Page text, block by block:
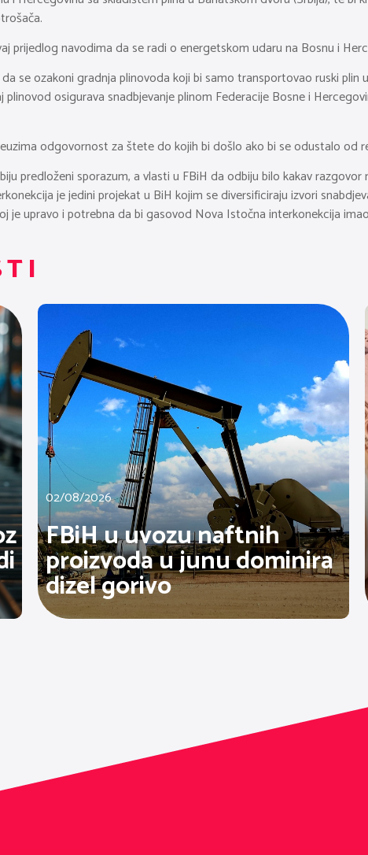
prijedlog navodima da se radi o energetskom udaru na Bosnu i
se ozakoni gradnja plinovoda koji bi samo transportovao ruski
osigurava snadbjevanje plinom Federacije Bosne i
odgovornost za štete do kojih bi došlo ako bi se odustalo od
predloženi sporazum, a vlasti u FBiH da odbiju bilo kakav
je jedini projekat u BiH kojim se diversificiraju izvori
je upravo i potrebna da bi gasovod Nova Istočna interkonekcija
02/08/2026
FBiH u uvozu naftnih
proizvoda u junu dominira
dizel gorivo